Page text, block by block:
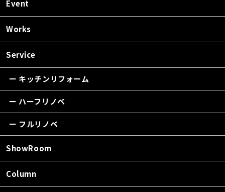
Event
Works
Service
ー キッチンリフォーム
ー ハーフリノベ
ー フルリノベ
ShowRoom
Column